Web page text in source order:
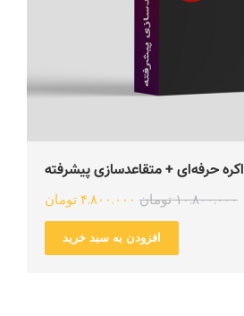
حرفه‌ای + متقاعدسازی پیشرفته
۱۰.۸۰۰.۰۰۰ تومان ۴.۸۰۰.۰۰۰ تومان
افزودن به سبد خرید